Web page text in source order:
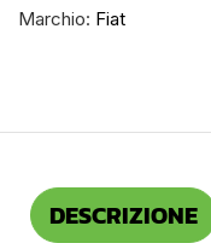
Marchio: Fiat
DESCRIZIONE